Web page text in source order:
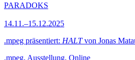
PARADOKS
14.11.–15.12.2025
.mpeg präsentiert: HALTvon Jonas
.mpeg, Ausstellung, Online